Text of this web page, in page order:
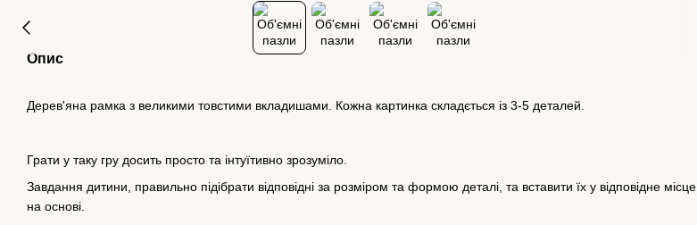
Опис
Дерев'яна рамка з великими товстими вкладишами. Кожна картинка складється із 3-5 деталей.
Грати у таку гру досить просто та інтуїтивно зрозуміло.
Завдання дитини, правильно підібрати відповідні за розміром та формою деталі, та вставити їх у відповідне місце
на основі.